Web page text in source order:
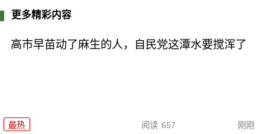
更多精彩内容
高市早苗动了麻生的人，自民党这潭水要搅浑了
最热 阅读 657 刚刚